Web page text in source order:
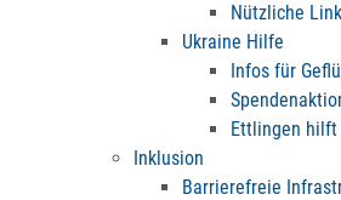
Nützliche
Ukraine Hilfe
Infos für
Ettlingen hilft
Inklusion
Barrierefreie